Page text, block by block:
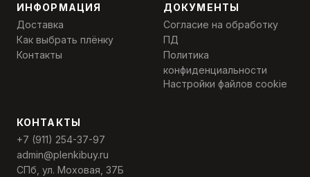
ИНФОРМАЦИЯ
Доставка
Как выбрать плёнку
Контакты
ДОКУМЕНТЫ
Согласие на обработку
ПД
Политика
конфиденциальности
Настройки файлов cookie
КОНТАКТЫ
+7 (911) 254-37-97
admin@plenkibuy.ru
СПб, ул. Моховая, 37Б